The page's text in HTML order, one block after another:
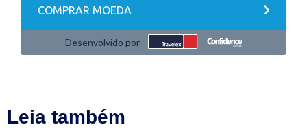
Leia também